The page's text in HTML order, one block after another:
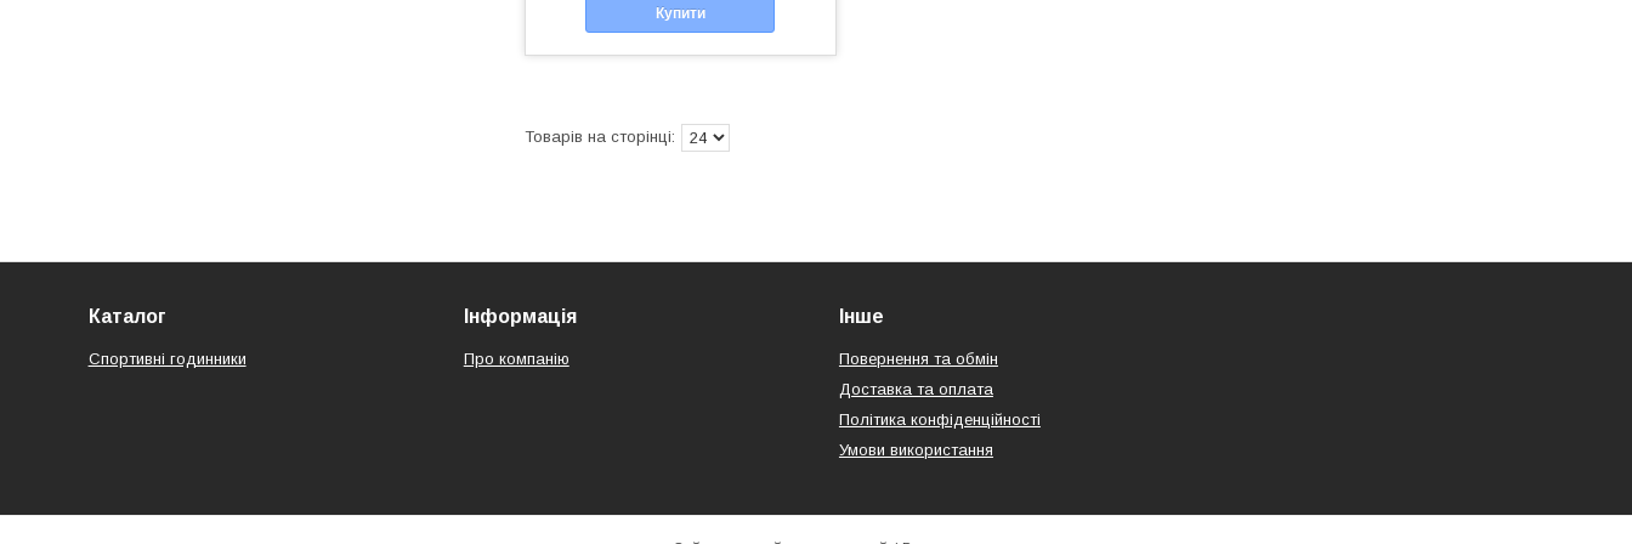
Купити
Каталог
Спортивні годинники
Інформація
Про компанію
Інше
Повернення та обмін
Доставка та оплата
Політика конфіденційності
Умови використання